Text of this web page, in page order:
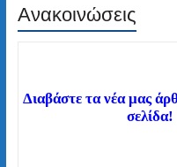
Ανακοινώσεις
Διαβάστε τα νέα μας
σελίδα!